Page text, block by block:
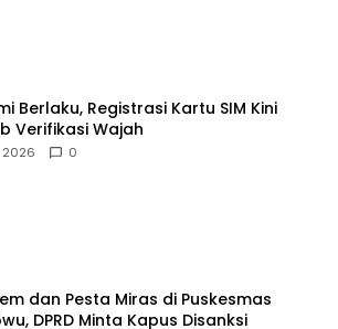
Berlaku, Registrasi Kartu SIM Kini
Verifikasi Wajah
2026 0
dan Pesta Miras di Puskesmas
DPRD Minta Kapus Disanksi